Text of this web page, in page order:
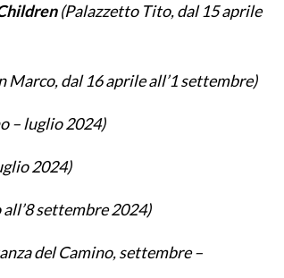
(Palazzetto Tito, dal 15 aprile
Marco, dal 16 aprile all’1 settembre)
– luglio 2024)
2024)
settembre 2024)
del Camino, settembre –